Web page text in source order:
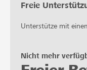
Freie
Unterstütze mit
Nicht mehr